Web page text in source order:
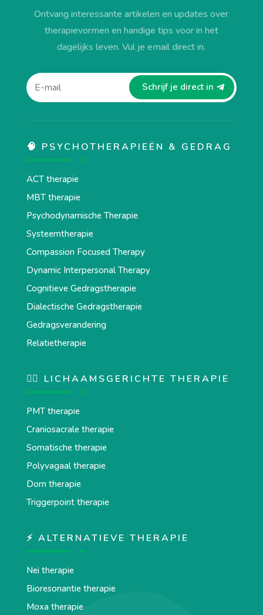
Ontvang interessante artikelen en updates over
therapievormen en handige tips voor in het
dagelijks leven. Vul je email direct in.
Schrijf je direct in
🧠 PSYCHOTHERAPIEËN & GEDRAG
ACT therapie
MBT therapie
Psychodynamische Therapie
Systeemtherapie
Compassion Focused Therapy
Dynamic Interpersonal Therapy
Cognitieve Gedragstherapie
Dialectische Gedragstherapie
Gedragsverandering
Relatietherapie
💆‍♂️ LICHAAMSGERICHTE THERAPIE
PMT therapie
Craniosacrale therapie
Somatische therapie
Polyvagaal therapie
Dorn therapie
Triggerpoint therapie
⚡ ALTERNATIEVE THERAPIE
Nei therapie
Bioresonantie therapie
Moxa therapie